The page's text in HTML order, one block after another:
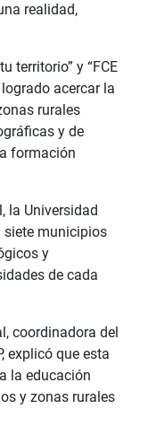
realidad,
territorio” y “FCE
acercar la
rurales
y de
formación
la Universidad
siete municipios
y
de cada
coordinadora del
explicó que esta
la educación
y zonas rurales